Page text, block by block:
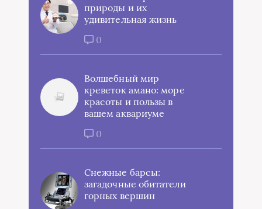
природы и их
удивительная жизнь
0
Волшебный мир
креветок амано: море
красоты и пользы в
вашем аквариуме
0
Снежные барсы:
загадочные обитатели
горных вершин